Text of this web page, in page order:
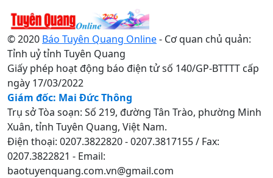
© 2020 Báo Tuyên Quang Online- Cơ quan chủ quản:
Tỉnh uỷ tỉnh Tuyên Quang
Giấy phép hoạt động báo điện tử số 140/GP-BTTTT cấp
ngày 17/03/2022
Giám đốc: Mai Đức Thông
Trụ sở Tòa soạn: Số 219, đường Tân Trào, phường Minh
Xuân, tỉnh Tuyên Quang, Việt Nam.
Điện thoại: 0207.3822820 - 0207.3817155 / Fax:
0207.3822821 - Email:
baotuyenquang.com.vn@gmail.com